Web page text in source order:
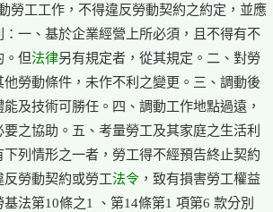
勞工工作，不得違反勞動契約之約定，並應
：一、基於企業經營上所必須，且不得有不
。但
法律另有規定者，從其規定。二、對勞
他勞動條件，未作不利之變更。三、調動後
能及技術可勝任。四、調動工作地點過遠，
要之協助。五、考量勞工及其家庭之生活利
下列情形之一者，勞工得不經預告終止契約
反勞動契約或勞工
法令，致有損害勞工權益
法第10條之1 、第14條第1 項第6 款分別